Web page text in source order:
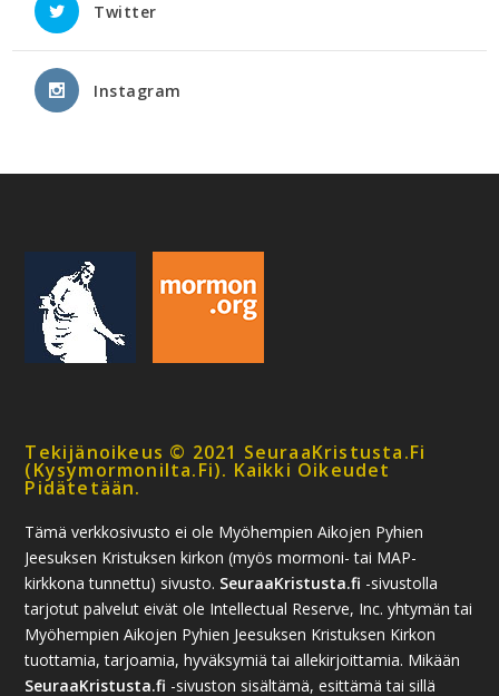
Twitter
Instagram
Tekijänoikeus © 2021 SeuraaKristusta.fi
(kysymormonilta.fi). Kaikki Oikeudet
Pidätetään.
Tämä verkkosivusto ei ole Myöhempien Aikojen Pyhien
Jeesuksen Kristuksen kirkon (myös mormoni- tai MAP-
kirkkona tunnettu) sivusto. SeuraaKristusta.fi -sivustolla
tarjotut palvelut eivät ole Intellectual Reserve, Inc. yhtymän tai
Myöhempien Aikojen Pyhien Jeesuksen Kristuksen Kirkon
tuottamia, tarjoamia, hyväksymiä tai allekirjoittamia. Mikään
SeuraaKristusta.fi -sivuston sisältämä, esittämä tai sillä